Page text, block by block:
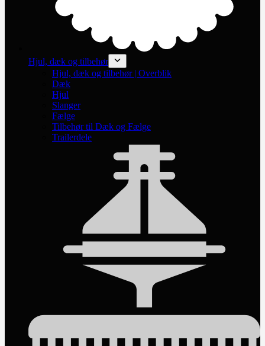
Hjul, dæk og tilbehør
Hjul, dæk og tilbehør | Overblik
Dæk
Hjul
Slanger
Fælge
Tilbehør til Dæk og Fælge
Trailerdele